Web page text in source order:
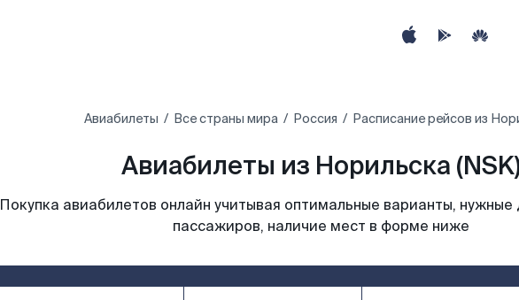
Авиабилеты Все страны мира Россия Расписание рейсов из
Авиабилеты из Норильска
Покупка авиабилетов онлайн учитывая оптимальные варианты, нужные
пассажиров, наличие мест в форме ниже